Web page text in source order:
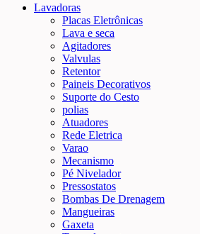
Lavadoras
Placas Eletrônicas
Lava e seca
Agitadores
Valvulas
Retentor
Paineis Decorativos
Suporte do Cesto
polias
Atuadores
Rede Eletrica
Varao
Mecanismo
Pé Nivelador
Pressostatos
Bombas De Drenagem
Mangueiras
Gaxeta